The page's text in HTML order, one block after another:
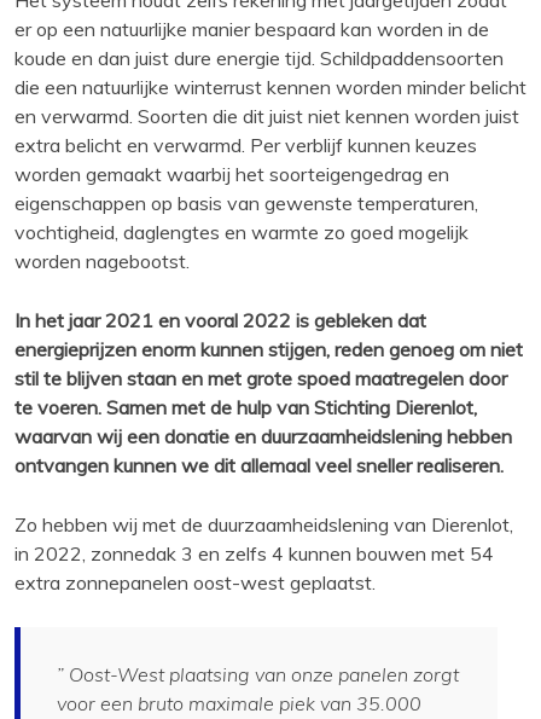
er op een natuurlijke manier bespaard kan worden in de
koude en dan juist dure energie tijd. Schildpaddensoorten
die een natuurlijke winterrust kennen worden minder belicht
en verwarmd. Soorten die dit juist niet kennen worden juist
extra belicht en verwarmd. Per verblijf kunnen keuzes
worden gemaakt waarbij het soorteigengedrag en
eigenschappen op basis van gewenste temperaturen,
vochtigheid, daglengtes en warmte zo goed mogelijk
worden nagebootst.
In het jaar 2021 en vooral 2022 is gebleken dat
energieprijzen enorm kunnen stijgen, reden genoeg om niet
stil te blijven staan en met grote spoed maatregelen door
te voeren. Samen met de hulp van Stichting Dierenlot,
waarvan wij een donatie en duurzaamheidslening hebben
ontvangen kunnen we dit allemaal veel sneller realiseren.
Zo hebben wij met de duurzaamheidslening van Dierenlot,
in 2022, zonnedak 3 en zelfs 4 kunnen bouwen met 54
extra zonnepanelen oost-west geplaatst.
” Oost-West plaatsing van onze panelen zorgt
voor een bruto maximale piek van 35.000